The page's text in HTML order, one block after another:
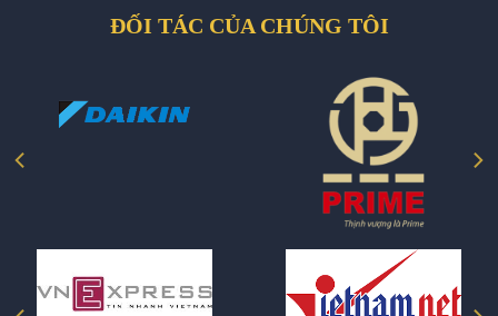
ĐỐI TÁC CỦA CHÚNG TÔI